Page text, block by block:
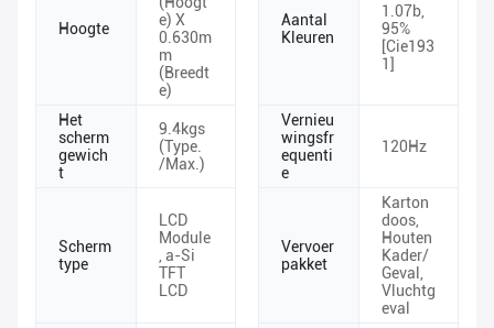
Hoogte
e) X
0.630m
m
(Breedt
e)
Aantal
Kleuren
1.07b,
95%
[Cie193
1]
Het
scherm
gewich
t
9.4kgs
(Type.
/Max.)
Vernieu
wingsfr
equenti
e
120Hz
Scherm
type
LCD
Module
, a-Si
TFT
LCD
Vervoer
pakket
Karton
doos,
Houten
Kader/
Geval,
Vluchtg
eval